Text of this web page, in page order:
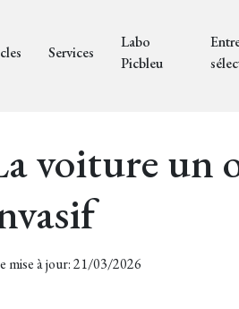
Services
Labo
Picbleu
voiture un
mise à jour: 21/03/2026